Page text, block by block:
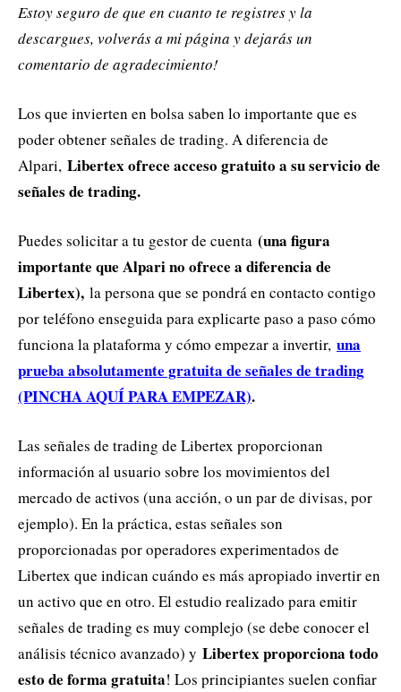
Estoy seguro de que en cuanto te registres y la
descargues, volverás a mi página y dejarás un
comentario de agradecimiento!
Los que invierten en bolsa saben lo importante que es
poder obtener señales de trading. A diferencia de
Alpari, Libertex ofrece acceso gratuito a su servicio de
señales de trading.
Puedes solicitar a tu gestor de cuenta (una figura
importante que Alpari no ofrece a diferencia de
Libertex), la persona que se pondrá en contacto contigo
por teléfono enseguida para explicarte paso a paso cómo
funciona la plataforma y cómo empezar a invertir, una
prueba absolutamente gratuita de señales de trading
(PINCHA AQUÍ PARA EMPEZAR).
Las señales de trading de Libertex proporcionan
información al usuario sobre los movimientos del
mercado de activos (una acción, o un par de divisas, por
ejemplo). En la práctica, estas señales son
proporcionadas por operadores experimentados de
Libertex que indican cuándo es más apropiado invertir en
un activo que en otro. El estudio realizado para emitir
señales de trading es muy complejo (se debe conocer el
análisis técnico avanzado) y Libertex proporciona todo
esto de forma gratuita! Los principiantes suelen confiar